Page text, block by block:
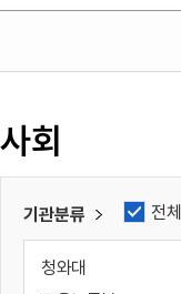
사회
기관분류 전체
청와대
검색